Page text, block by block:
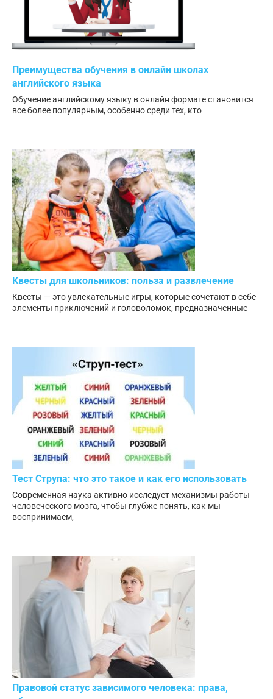
Преимущества обучения в онлайн школах
английского языка
Обучение английскому языку в онлайн формате становится
все более популярным, особенно среди тех, кто
Квесты для школьников: польза и развлечение
Квесты — это увлекательные игры, которые сочетают в себе
элементы приключений и головоломок, предназначенные
Тест Струпа: что это такое и как его использовать
Современная наука активно исследует механизмы работы
человеческого мозга, чтобы глубже понять, как мы
воспринимаем,
Правовой статус зависимого человека: права,